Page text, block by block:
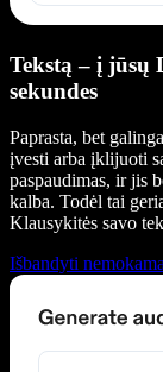
Tekstą – į jūsų
sekundes
Paprasta, bet
įvesti arba įklijuoti
paspaudimas, ir jis
kalba. Todėl tai
Klausykitės savo
Išbandyti